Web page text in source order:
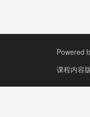
Powered
课程内容